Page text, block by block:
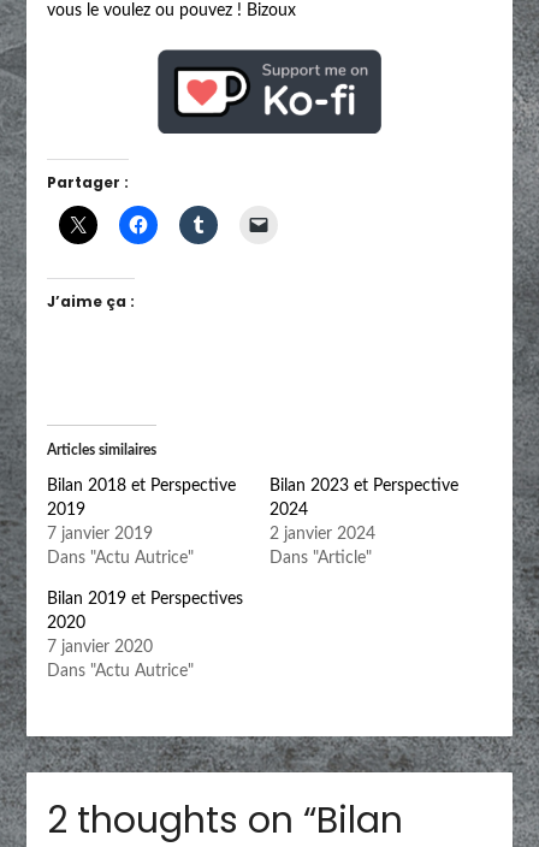
vous le voulez ou pouvez ! Bizoux
Partager :
J’aime ça :
Articles similaires
Bilan 2018 et Perspective
2019
7 janvier 2019
Dans "Actu Autrice"
Bilan 2023 et Perspective
2024
2 janvier 2024
Dans "Article"
Bilan 2019 et Perspectives
2020
7 janvier 2020
Dans "Actu Autrice"
2 thoughts on “Bilan